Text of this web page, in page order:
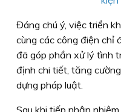
Đáng chú ý, việc triển
cùng các công điện chỉ
đã góp phần xử lý tình
định chi tiết, tăng
dựng pháp luật.